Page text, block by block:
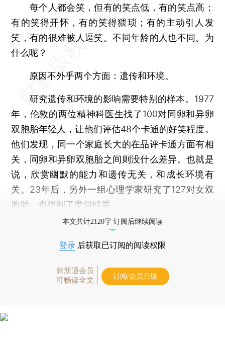
每个人都会笑，但有的笑点低，有的笑点高；
有的笑得开怀，有的笑得猥琐；有的主动引人发
笑，有的很难被人逗笑。不同年龄的人也不同。为
什么呢？
原因不外乎两个方面：遗传和环境。
研究遗传和环境的影响需要特别的样本。1977
年，伦敦的两位精神科医生找了100对同卵和异卵
双胞胎年轻人，让他们评估48个卡通的好笑程度。
他们发现，同一个家庭长大的在品评卡通方面有相
关，同卵和异卵双胞胎之间则没什么差异。也就是
说，欣赏幽默的能力和遗传无关，和成长环境有
关。23年后，另外一组心理学家研究了127对女双
胞胎，也得到了类似结果。
本文共计2120字 订阅后继续阅读
登录 后获取已订阅的阅读权限
财新通会员
可畅读全文
订阅/会员升级